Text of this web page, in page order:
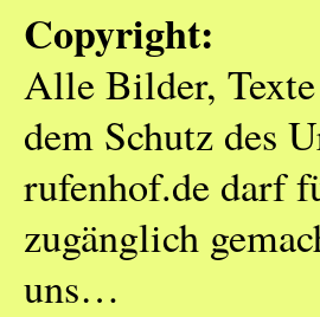
Copyright:
Alle Bilder,
dem Schutz des
rufenhof.de darf
zugänglich
uns…